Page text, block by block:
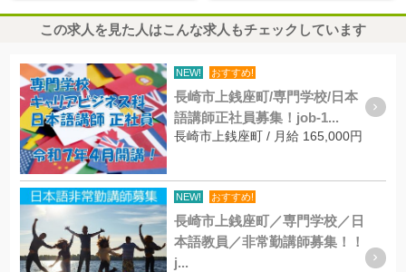
この求人を見た人はこんな求人もチェックしています
NEW! おすすめ!
長崎市上銭座町/専門学校/日本
語講師正社員募集！job-1...
長崎市上銭座町 / 月給 165,000円
NEW! おすすめ!
長崎市上銭座町／専門学校／日
本語教員／非常勤講師募集！！
j...